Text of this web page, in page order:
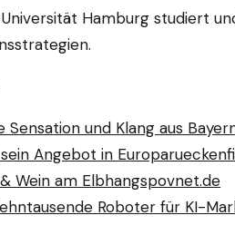
Hamburg studiert
und Klang aus
Angebot in Europa
Wein am Elbhangspovnet.de
Roboter für KI-